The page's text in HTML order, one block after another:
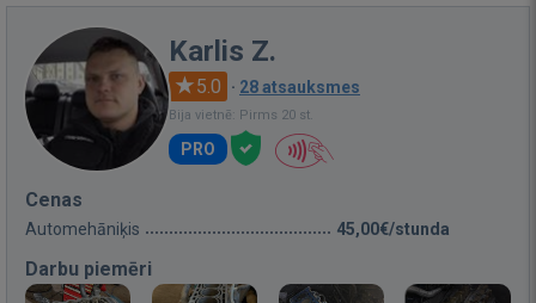
Karlis Z.
5.0 · 28 atsauksmes
Bija vietnē: Pirms 20 st.
PRO
Cenas
Automehāniķis 45,00€/stunda
Darbu piemēri